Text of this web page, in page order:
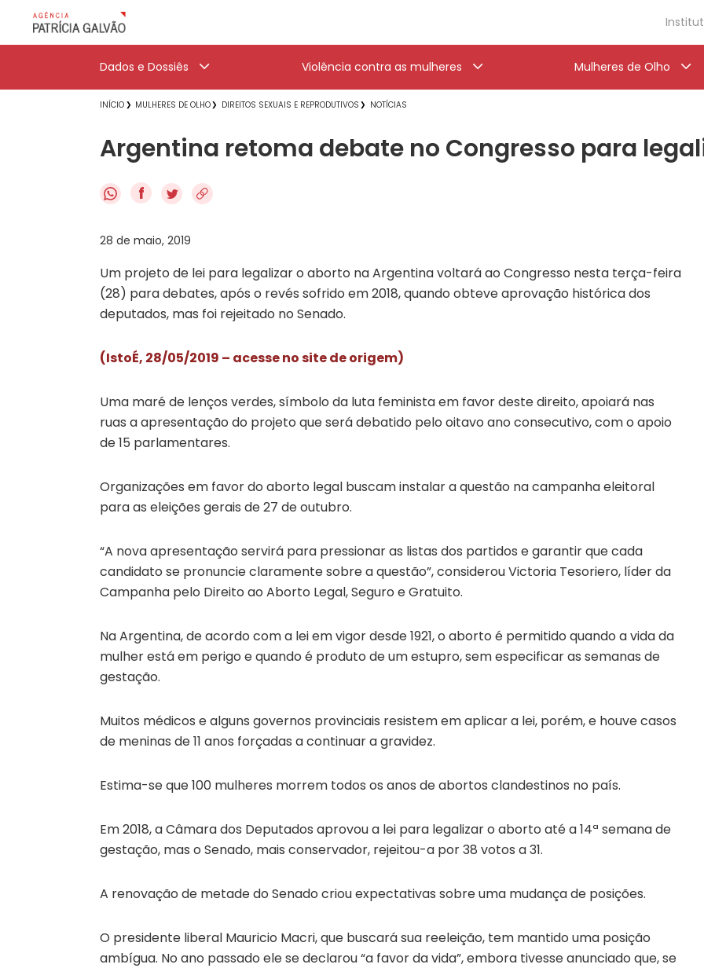
Dados e Dossiês Violência contra as mulheres Mulheres de Olho
INÍCIO MULHERES DE OLHO DIREITOS SEXUAIS E REPRODUTIVOS NOTÍCIAS
Argentina retoma debate no Congresso para
f
28 de maio, 2019
Um projeto de lei para legalizar o aborto na Argentina voltará ao Congresso nesta terça-feira
(28) para debates, após o revés sofrido em 2018, quando obteve aprovação histórica dos
deputados, mas foi rejeitado no Senado.
(IstoÉ, 28/05/2019 – acesse no site de origem)
Uma maré de lenços verdes, símbolo da luta feminista em favor deste direito, apoiará nas
ruas a apresentação do projeto que será debatido pelo oitavo ano consecutivo, com o apoio
de 15 parlamentares.
Organizações em favor do aborto legal buscam instalar a questão na campanha eleitoral
para as eleições gerais de 27 de outubro.
“A nova apresentação servirá para pressionar as listas dos partidos e garantir que cada
candidato se pronuncie claramente sobre a questão”, considerou Victoria Tesoriero, líder da
Campanha pelo Direito ao Aborto Legal, Seguro e Gratuito.
Na Argentina, de acordo com a lei em vigor desde 1921, o aborto é permitido quando a vida da
mulher está em perigo e quando é produto de um estupro, sem especificar as semanas de
gestação.
Muitos médicos e alguns governos provinciais resistem em aplicar a lei, porém, e houve casos
de meninas de 11 anos forçadas a continuar a gravidez.
Estima-se que 100 mulheres morrem todos os anos de abortos clandestinos no país.
Em 2018, a Câmara dos Deputados aprovou a lei para legalizar o aborto até a 14ª semana de
gestação, mas o Senado, mais conservador, rejeitou-a por 38 votos a 31.
A renovação de metade do Senado criou expectativas sobre uma mudança de posições.
O presidente liberal Mauricio Macri, que buscará sua reeleição, tem mantido uma posição
ambígua. No ano passado ele se declarou “a favor da vida”, embora tivesse anunciado que, se